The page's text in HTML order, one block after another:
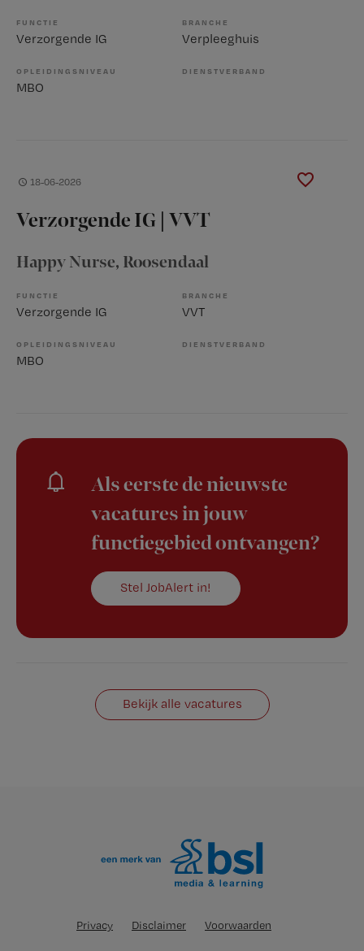
FUNCTIE
Verzorgende IG
BRANCHE
Verpleeghuis
OPLEIDINGSNIVEAU
MBO
DIENSTVERBAND
18-06-2026
Verzorgende IG | VVT
Happy Nurse, Roosendaal
FUNCTIE
Verzorgende IG
BRANCHE
VVT
OPLEIDINGSNIVEAU
MBO
DIENSTVERBAND
Als eerste de nieuwste
vacatures in jouw
functiegebied ontvangen?
Stel JobAlert in!
Bekijk alle vacatures
Privacy Disclaimer Voorwaarden